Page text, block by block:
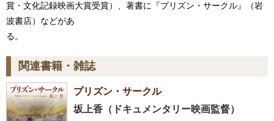
賞・文化記録映画大賞受賞）、著書に『プリズン・サークル』（岩
波書店）などがあ
る。
関連書籍・雑誌
プリズン・サークル
坂上香（ドキュメンタリー映画監督）